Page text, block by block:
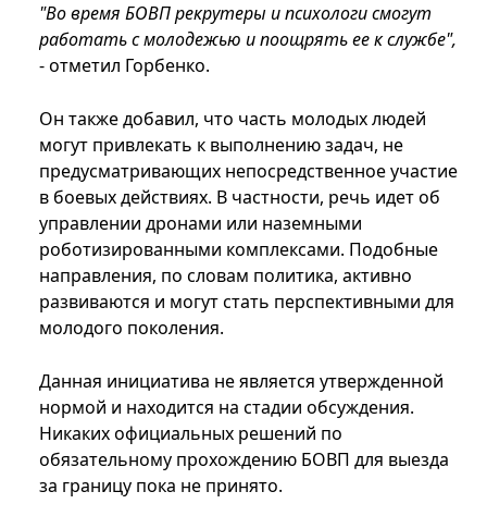
"Во время БОВП рекрутеры и психологи смогут
работать с молодежью и поощрять ее к службе",
- отметил Горбенко.
Он также добавил, что часть молодых людей
могут привлекать к выполнению задач, не
предусматривающих непосредственное участие
в боевых действиях. В частности, речь идет об
управлении дронами или наземными
роботизированными комплексами. Подобные
направления, по словам политика, активно
развиваются и могут стать перспективными для
молодого поколения.
Данная инициатива не является утвержденной
нормой и находится на стадии обсуждения.
Никаких официальных решений по
обязательному прохождению БОВП для выезда
за границу пока не принято.